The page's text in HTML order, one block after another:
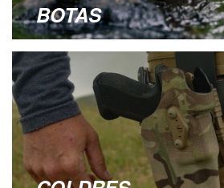
BOTAS